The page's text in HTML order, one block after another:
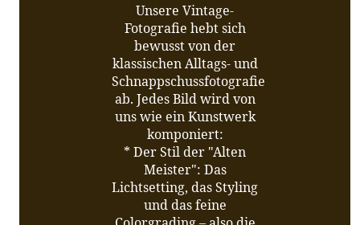
Unsere Vintage-
Fotografie hebt sich
bewusst von der
klassischen Alltags- und
Schnappschussfotografie
ab. Jedes Bild wird von
uns wie ein Kunstwerk
komponiert:
* Der Stil der "Alten
Meister": Das
Lichtsetting, das Styling
und das feine